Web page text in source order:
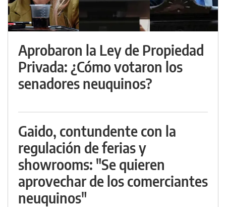
Aprobaron la Ley de Propiedad
Privada: ¿Cómo votaron los
senadores neuquinos?
Gaido, contundente con la
regulación de ferias y
showrooms: "Se quieren
aprovechar de los comerciantes
neuquinos"